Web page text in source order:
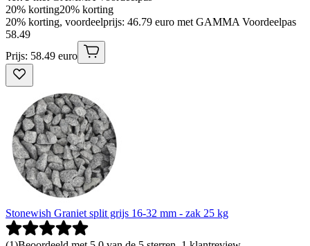
20% korting20% korting
20% korting, voordeelprijs: 46.79 euro met GAMMA Voordeelpas
58.49
Prijs: 58.49 euro
Stonewish Graniet split grijs 16-32 mm - zak 25 kg